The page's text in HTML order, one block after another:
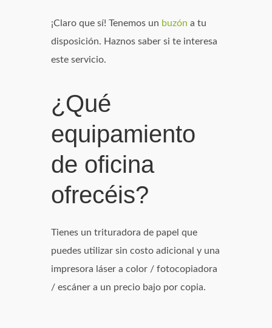
¡Claro que sí! Tenemos un buzón a tu
disposición. Haznos saber si te interesa
este servicio.
¿Qué
equipamiento
de oficina
ofrecéis?
Tienes un trituradora de papel que
puedes utilizar sin costo adicional y una
impresora láser a color / fotocopiadora
/ escáner a un precio bajo por copia.